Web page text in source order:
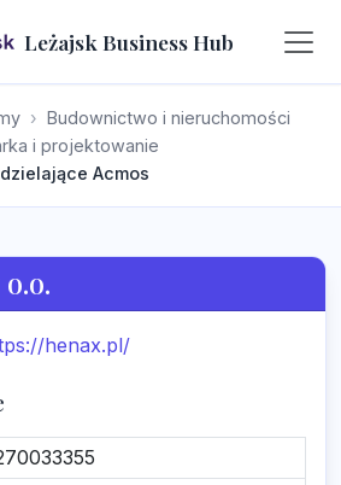
Leżajsk Business Hub
Budownictwo i nieruchomości
i projektowanie
Acmos
henax.pl/